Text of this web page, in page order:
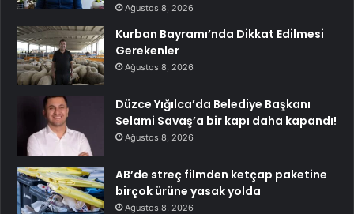
Ağustos 8, 2026
Kurban Bayramı’nda Dikkat Edilmesi
Gerekenler
Ağustos 8, 2026
Düzce Yığılca’da Belediye Başkanı
Selami Savaş’a bir kapı daha kapandı!
Ağustos 8, 2026
AB’de streç filmden ketçap paketine
birçok ürüne yasak yolda
Ağustos 8, 2026